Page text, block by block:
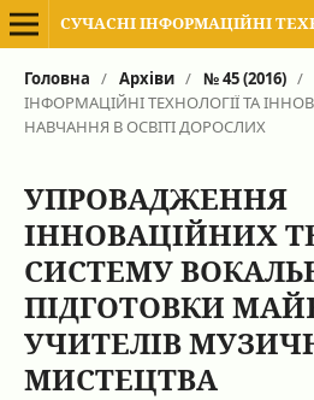
Головна / Архіви / № 45 (2016) /
ІНФОРМАЦІЙНІ ТЕХНОЛОГІЇ ТА
НАВЧАННЯ В ОСВІТІ ДОРОСЛИХ
УПРОВАДЖЕННЯ
ІННОВАЦІЙНИХ
СИСТЕМУ
ПІДГОТОВКИ
УЧИТЕЛІВ
МИСТЕЦТВА